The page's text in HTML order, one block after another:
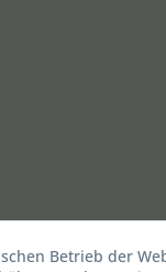
Betrieb der